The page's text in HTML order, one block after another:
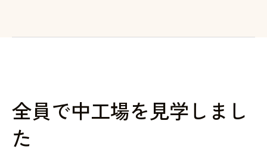
全員で中工場を見学しまし
た